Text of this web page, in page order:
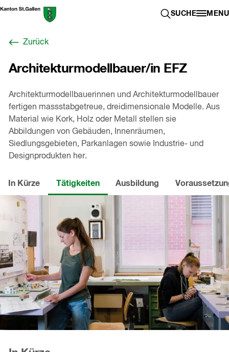
Zum
Berufswahl-
Startseite
SUCHE
SUCHE MENU
Zurück
Architekturmodellbauer/in EFZ
Architekturmodellbauerinnen und Architekturmodellbauer
fertigen massstabgetreue, dreidimensionale Modelle. Aus
Material wie Kork, Holz oder Metall stellen sie
Abbildungen von Gebäuden, Innenräumen,
Siedlungsgebieten, Parkanlagen sowie Industrie- und
Designprodukten her.
In Kürze Tätigkeiten Ausbildung